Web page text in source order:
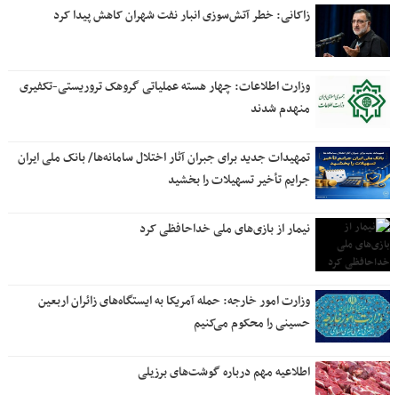
زاکانی: خطر آتش‌سوزی انبار نفت شهران کاهش پیدا کرد
وزارت اطلاعات: چهار هسته‌ عملیاتی گروهک‌ تروریستی-تکفیری
منهدم شدند
تمهیدات جدید برای جبران آثار اختلال سامانه‌ها/ بانک ملی ایران
جرایم تأخیر تسهیلات را بخشید
نیمار از بازی‌های ملی خداحافظی کرد
وزارت امور خارجه: حمله آمریکا به ایستگاه‌های زائران اربعین
حسینی را محکوم می‌کنیم
اطلاعیه مهم درباره گوشت‌های برزیلی